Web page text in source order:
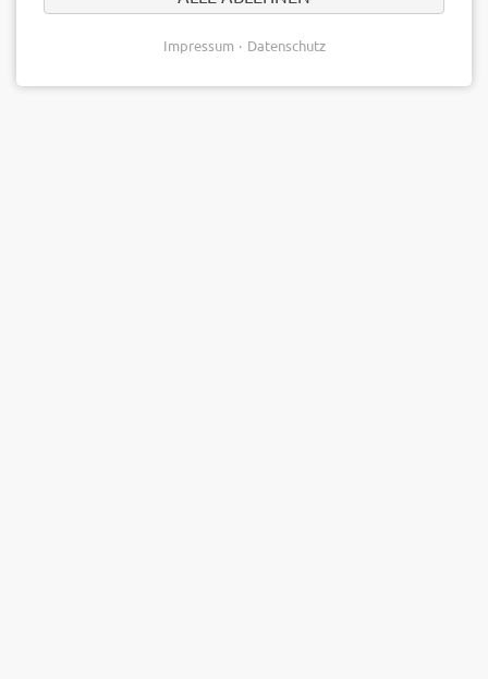
Impressum Datenschutz